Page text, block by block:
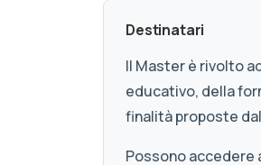
Destinatari
Il Master è rivolto
educativo, della
finalità proposte
Possono accedere